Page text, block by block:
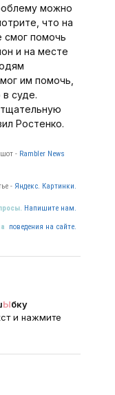
можно
что на
смог помочь
и на месте
им помочь,
суде.
Ростенко.
- Rambler News
- Яндекс. Картинки.
Напишите нам.
поведения на сайте.
Ыбку
и нажмите